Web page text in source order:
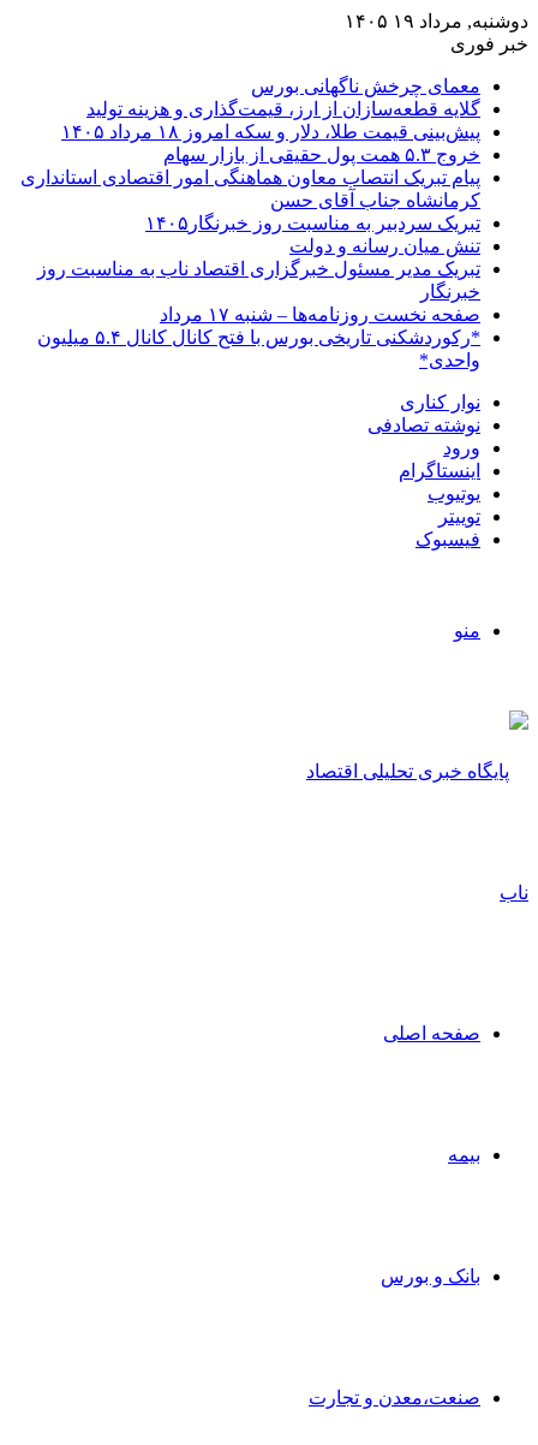
دوشنبه, مرداد ۱۹ ۱۴۰۵
خبر فوری
معمای چرخش ناگهانی بورس
گلایه قطعه‌سازان از ارز، قیمت‌گذاری و هزینه تولید
پیش‌بینی قیمت طلا، دلار و سکه امروز ۱۸ مرداد ۱۴۰۵
خروج ۵.۳ همت پول حقیقی از بازار سهام
پیام تبریک انتصاب معاون هماهنگی امور اقتصادی استانداری
کرمانشاه جناب آقای حسن
تبریک سردبیر به مناسبت روز خبرنگار۱۴۰۵
تنش میان رسانه و دولت
تبریک مدیر مسئول خبرگزاری اقتصاد ناب به مناسبت روز
خبرنگار
صفحه نخست روزنامه‌ها – شنبه ۱۷ مرداد
*رکوردشکنی تاریخی بورس با فتح کانال کانال ۵.۴ میلیون
واحدی*
نوار کناری
نوشته تصادفی
ورود
اینستاگرام
یوتیوب
توییتر
فیسبوک
منو
صفحه اصلی
بیمه
بانک و بورس
صنعت،معدن و تجارت